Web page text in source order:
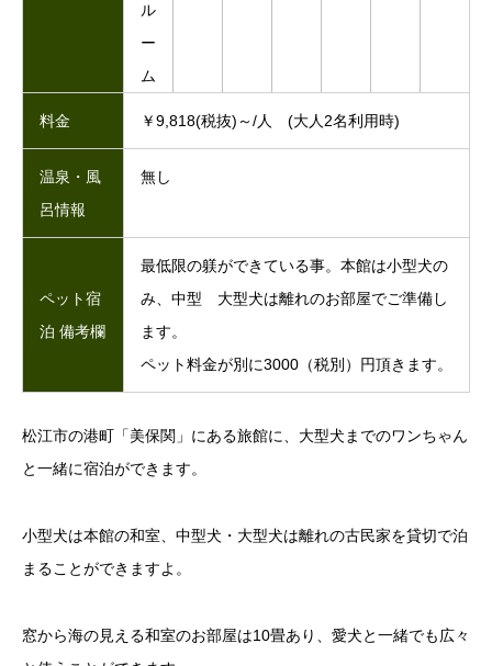
ル
ー
ム
料金 ￥9,818(税抜)～/人 (大人2名利用時)
温泉・風
呂情報
無し
ペット宿
泊 備考欄
最低限の躾ができている事。本館は小型犬の
み、中型 大型犬は離れのお部屋でご準備し
ます。
ペット料金が別に3000（税別）円頂きます。
松江市の港町「美保関」にある旅館に、大型犬までのワンちゃん
と一緒に宿泊ができます。
小型犬は本館の和室、中型犬・大型犬は離れの古民家を貸切で泊
まることができますよ。
窓から海の見える和室のお部屋は10畳あり、愛犬と一緒でも広々